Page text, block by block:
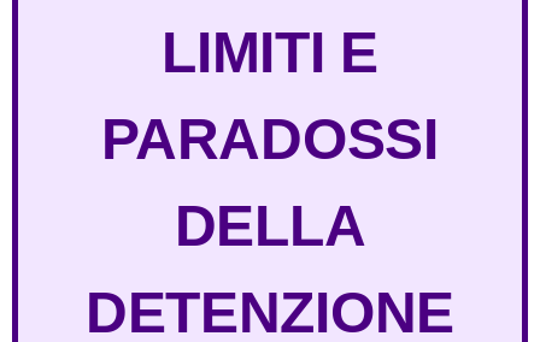
LIMITI E
PARADOSSI
DELLA
DETENZIONE